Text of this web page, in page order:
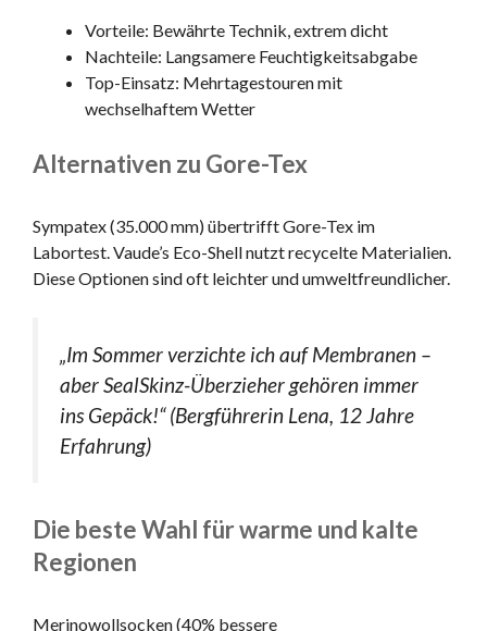
Vorteile: Bewährte Technik, extrem dicht
Nachteile: Langsamere Feuchtigkeitsabgabe
Top-Einsatz: Mehrtagestouren mit
wechselhaftem Wetter
Alternativen zu Gore-Tex
Sympatex (35.000 mm) übertrifft Gore-Tex im
Labortest. Vaude’s Eco-Shell nutzt recycelte Materialien.
Diese Optionen sind oft leichter und umweltfreundlicher.
„Im Sommer verzichte ich auf Membranen –
aber SealSkinz-Überzieher gehören immer
ins Gepäck!“ (Bergführerin Lena, 12 Jahre
Erfahrung)
Die beste Wahl für warme und kalte
Regionen
Merinowollsocken (40% bessere